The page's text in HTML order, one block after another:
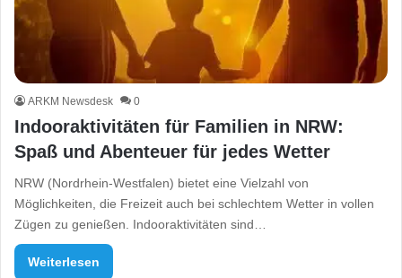
ARKM Newsdesk 0
Indooraktivitäten für Familien in NRW:
Spaß und Abenteuer für jedes Wetter
NRW (Nordrhein-Westfalen) bietet eine Vielzahl von
Möglichkeiten, die Freizeit auch bei schlechtem Wetter in vollen
Zügen zu genießen. Indooraktivitäten sind…
Weiterlesen